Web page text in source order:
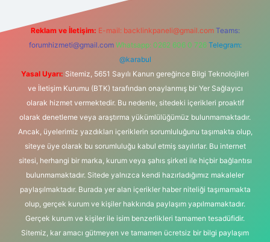
Reklam ve İletişim: E-mail: backlinkpaneli@gmail.com Teams:
forumhizmeti@gmail.com Whatsapp: 0262 606 0 726 Telegram:
@karabul
Yasal Uyarı: Sitemiz, 5651 Sayılı Kanun gereğince Bilgi Teknolojileri
ve İletişim Kurumu (BTK) tarafından onaylanmış bir Yer Sağlayıcı
olarak hizmet vermektedir. Bu nedenle, sitedeki içerikleri proaktif
olarak denetleme veya araştırma yükümlülüğümüz bulunmamaktadır.
Ancak, üyelerimiz yazdıkları içeriklerin sorumluluğunu taşımakta olup,
siteye üye olarak bu sorumluluğu kabul etmiş sayılırlar. Bu internet
sitesi, herhangi bir marka, kurum veya şahıs şirketi ile hiçbir bağlantısı
bulunmamaktadır. Sitede yalnızca kendi hazırladığımız makaleler
paylaşılmaktadır. Burada yer alan içerikler haber niteliği taşımamakta
olup, gerçek kurum ve kişiler hakkında paylaşım yapılmamaktadır.
Gerçek kurum ve kişiler ile isim benzerlikleri tamamen tesadüfidir.
Sitemiz, kar amacı gütmeyen ve tamamen ücretsiz bir bilgi paylaşım